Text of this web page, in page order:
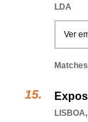
LDA
Ver